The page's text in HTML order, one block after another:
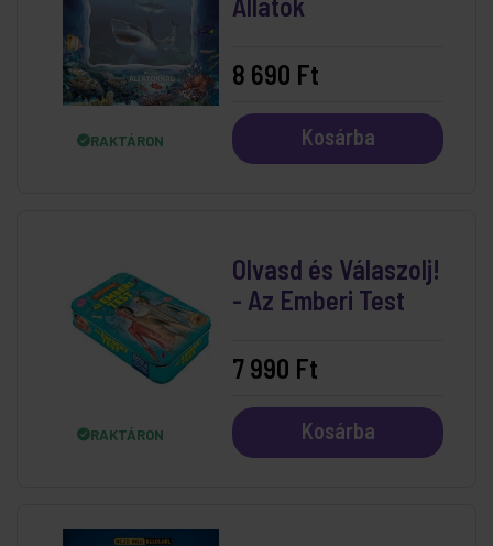
RAKTÁRON
Állatok
8 690 Ft
Kosárba
RAKTÁRON
Olvasd és Válaszolj!
- Az Emberi Test
7 990 Ft
Kosárba